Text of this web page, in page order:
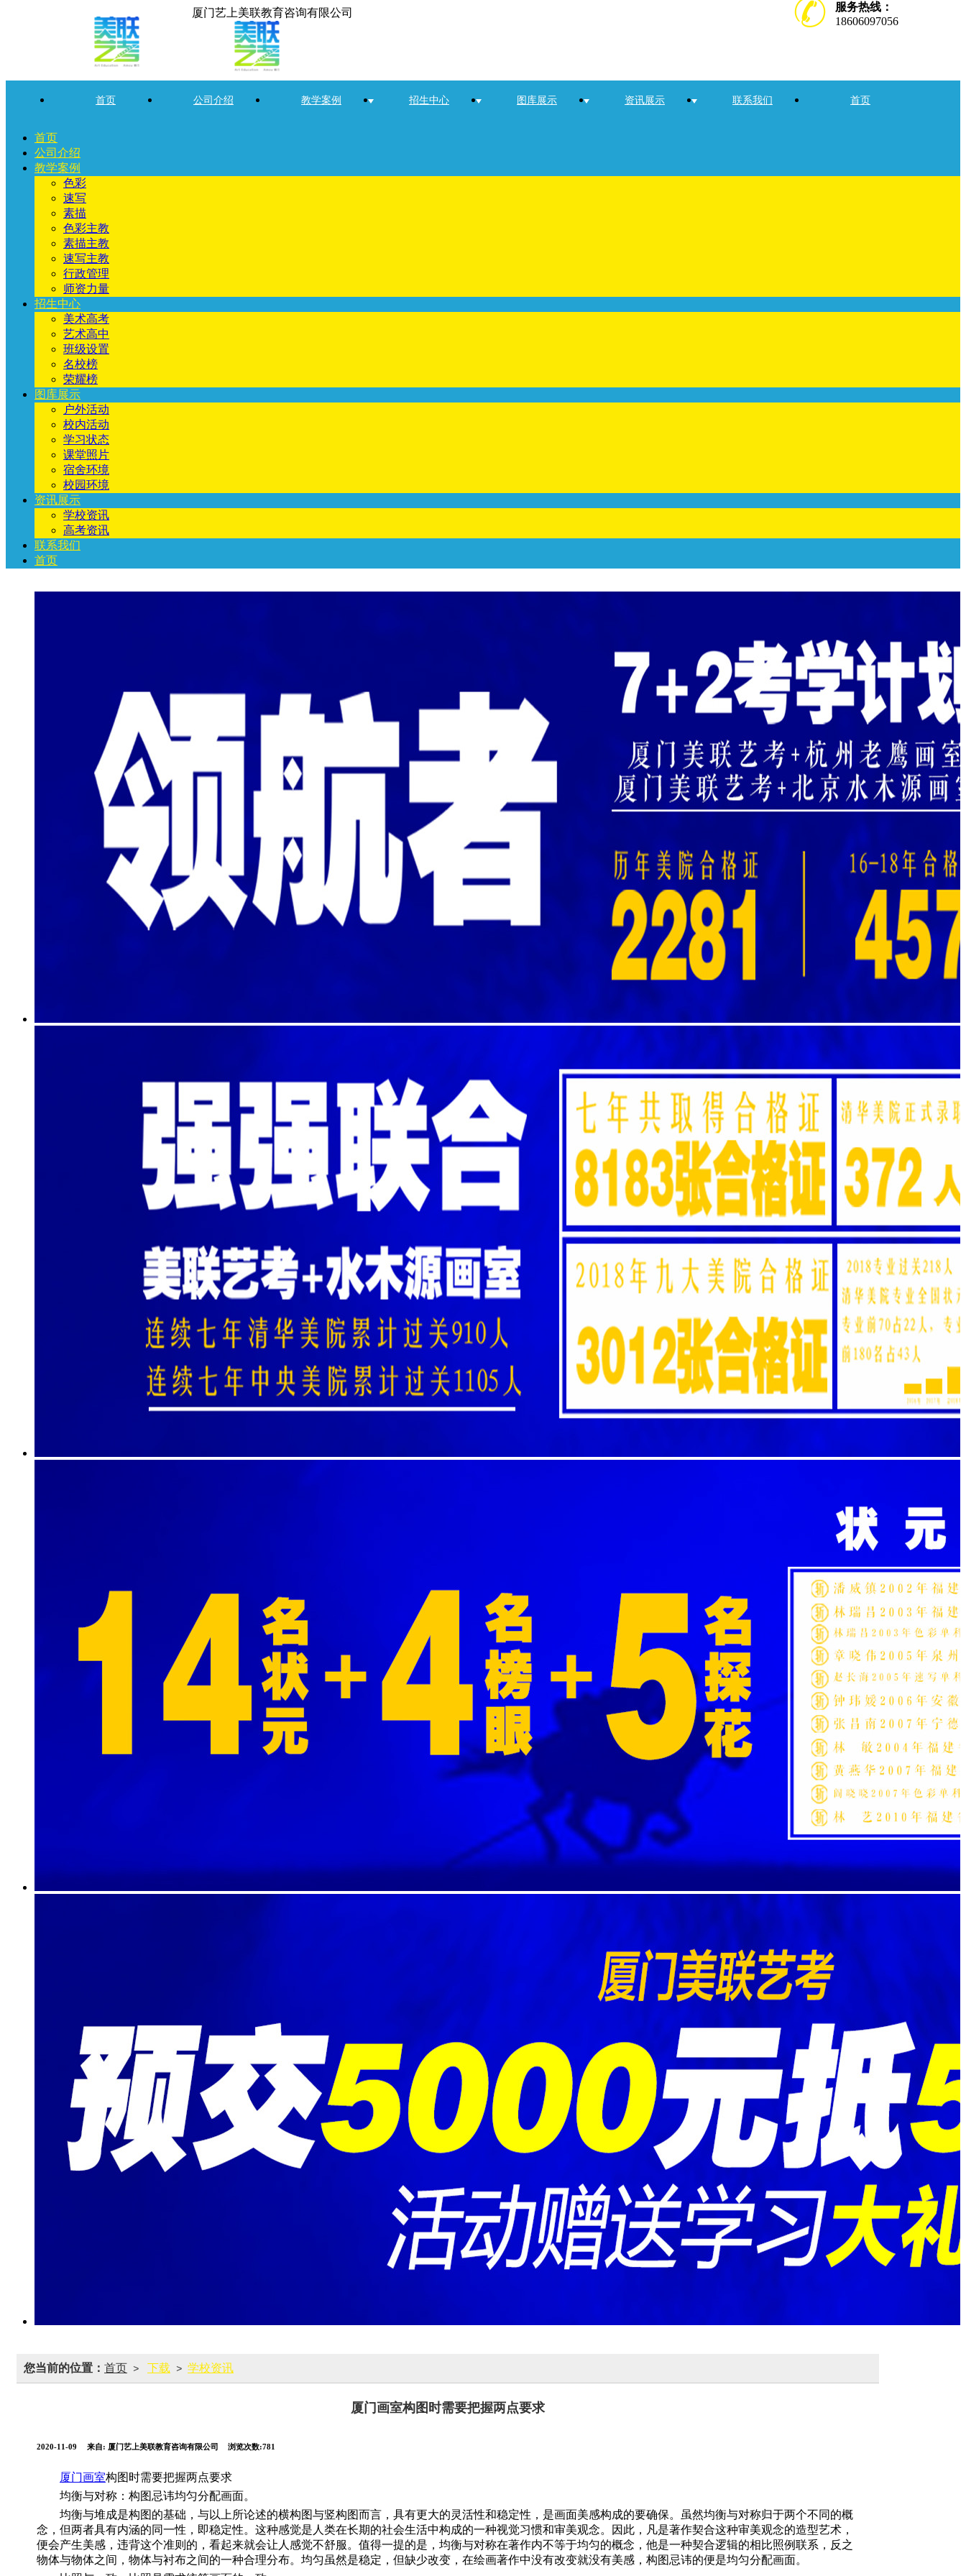
厦门艺上美联教育咨询有限公司
服务热线：
18606097056
首页 公司介绍 教学案例 招生中心 图库展示 资讯展示 联系我们 首页
首页
公司介绍
教学案例
色彩
速写
素描
色彩主教
素描主教
速写主教
行政管理
师资力量
招生中心
美术高考
艺术高中
班级设置
名校榜
荣耀榜
图库展示
户外活动
校内活动
学习状态
课堂照片
宿舍环境
校园环境
资讯展示
学校资讯
高考资讯
联系我们
首页
您当前的位置： 首页 > 下载 > 学校资讯
厦门画室构图时需要把握两点要求
2020-11-09 来自: 厦门艺上美联教育咨询有限公司 浏览次数:781
厦门画室构图时需要把握两点要求
均衡与对称：构图忌讳均匀分配画面。
均衡与堆成是构图的基础，与以上所论述的横构图与竖构图而言，具有更大的灵活性和稳定性，是画面美感构成的要确保。虽然均衡与对称归于两个不同的概
念，但两者具有内涵的同一性，即稳定性。这种感觉是人类在长期的社会生活中构成的一种视觉习惯和审美观念。因此，凡是著作契合这种审美观念的造型艺术，
便会产生美感，违背这个准则的，看起来就会让人感觉不舒服。值得一提的是，均衡与对称在著作内不等于均匀的概念，他是一种契合逻辑的相比照例联系，反之
物体与物体之间，物体与衬布之间的一种合理分布。均匀虽然是稳定，但缺少改变，在绘画著作中没有改变就没有美感，构图忌讳的便是均匀分配画面。